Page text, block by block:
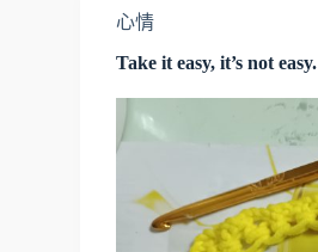
心情
Take it easy, it’s not easy.